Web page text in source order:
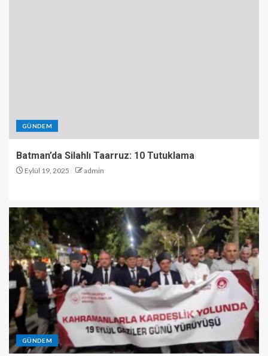
GÜNDEM
Batman’da Silahlı Taarruz: 10 Tutuklama
Eylül 19, 2025 admin
GÜNDEM